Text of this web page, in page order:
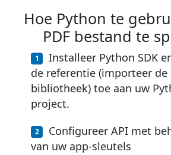
Hoe Python te
PDF bestand te
Installeer Python SDK
de referentie (importeer de
bibliotheek) toe aan uw
project.
Configureer API met
van uw app-sleutels